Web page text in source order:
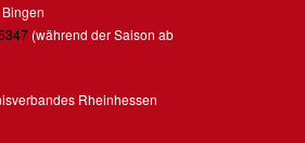
(während der Saison ab
Rheinhessen